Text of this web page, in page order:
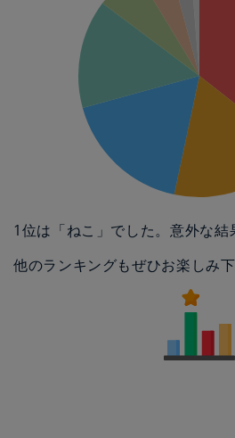
1位は「ねこ」でした。意外な結
他のランキングもぜひお楽しみ下